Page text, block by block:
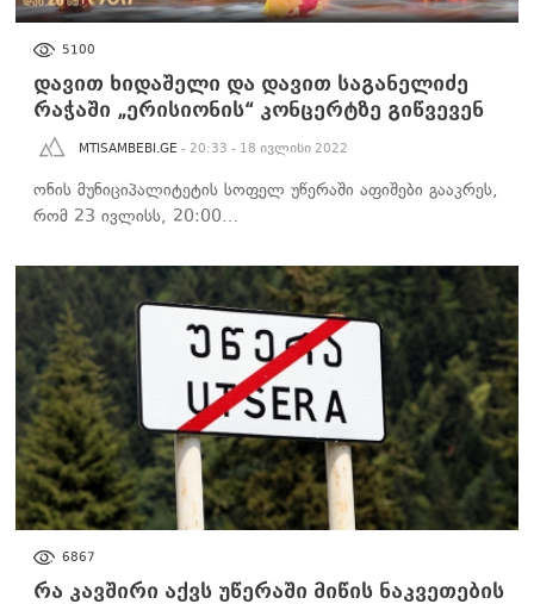
5100
დავით ხიდაშელი და დავით საგანელიძე
რაჭაში „ერისიონის“ კონცერტზე გიწვევენ
MTISAMBEBI.GE - 20:33 - 18 ივლისი 2022
ონის მუნიციპალიტეტის სოფელ უწერაში აფიშები გააკრეს,
რომ 23 ივლისს, 20:00…
6867
რა კავშირი აქვს უწერაში მიწის ნაკვეთების